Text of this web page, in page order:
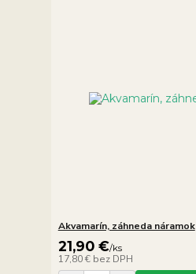
Akvamarín, záhneda náramok
21,90 €/ks
17,80 € bez DPH